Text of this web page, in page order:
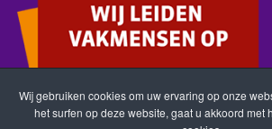
Wij gebruiken cookies om uw ervaring op onze
het surfen op deze website, gaat u akkoord met